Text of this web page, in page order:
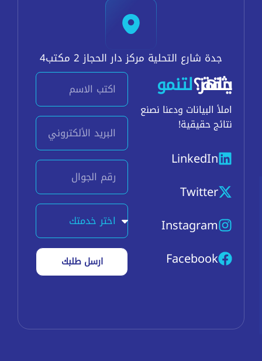
جدة شارع التحلية مركز دار الحجاز 2 مكتب4
جاهزلتنموبثقة؟
املأ البيانات ودعنا نصنع
نتائج حقيقية!
LinkedIn
Twitter
Instagram
Facebook
اسم
Email
phone
service
ارسل طلبك